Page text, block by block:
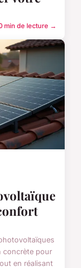
min de lecture →
concrète pour
en réalisant